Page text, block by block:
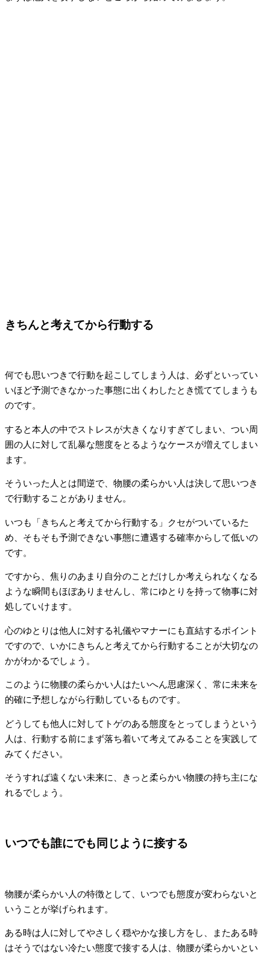
きちんと考えてから行動する
何でも思いつきで行動を起こしてしまう人は、必ずといってい
いほど予測できなかった事態に出くわしたとき慌ててしまうも
のです。
すると本人の中でストレスが大きくなりすぎてしまい、つい周
囲の人に対して乱暴な態度をとるようなケースが増えてしまい
ます。
そういった人とは間逆で、物腰の柔らかい人は決して思いつき
で行動することがありません。
いつも「きちんと考えてから行動する」クセがついているた
め、そもそも予測できない事態に遭遇する確率からして低いの
です。
ですから、焦りのあまり自分のことだけしか考えられなくなる
ような瞬間もほぼありませんし、常にゆとりを持って物事に対
処していけます。
心のゆとりは他人に対する礼儀やマナーにも直結するポイント
ですので、いかにきちんと考えてから行動することが大切なの
かがわかるでしょう。
このように物腰の柔らかい人はたいへん思慮深く、常に未来を
的確に予想しながら行動しているものです。
どうしても他人に対してトゲのある態度をとってしまうという
人は、行動する前にまず落ち着いて考えてみることを実践して
みてください。
そうすれば遠くない未来に、きっと柔らかい物腰の持ち主にな
れるでしょう。
いつでも誰にでも同じように接する
物腰が柔らかい人の特徴として、いつでも態度が変わらないと
いうことが挙げられます。
ある時は人に対してやさしく穏やかな接し方をし、またある時
はそうではない冷たい態度で接する人は、物腰が柔らかいとい